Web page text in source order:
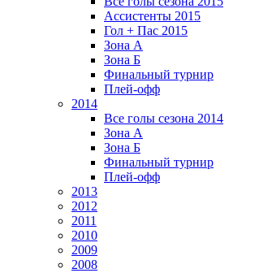
Ассистенты 2015
Гол + Пас 2015
Зона А
Зона Б
Финальный турнир
Плей-офф
2014
Все голы сезона 2014
Зона А
Зона Б
Финальный турнир
Плей-офф
2013
2012
2011
2010
2009
2008